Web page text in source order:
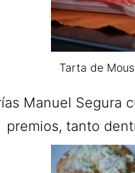
Tarta de
Manuel Segura
premios, tanto